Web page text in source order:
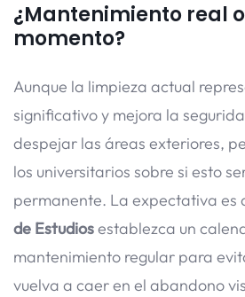
¿Mantenimiento real
momento?
Aunque la limpieza actual
significativo y mejora la
despejar las áreas exteriores,
los universitarios sobre si esto
permanente. La expectativa es
de Estudiosestablezca un
mantenimiento regular para
vuelva a caer en el abandono